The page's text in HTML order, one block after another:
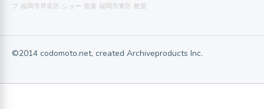
プ 福岡市早良区 ショー 音楽 福岡市東区 教室
©2014 codomoto.net, created Archiveproducts Inc.